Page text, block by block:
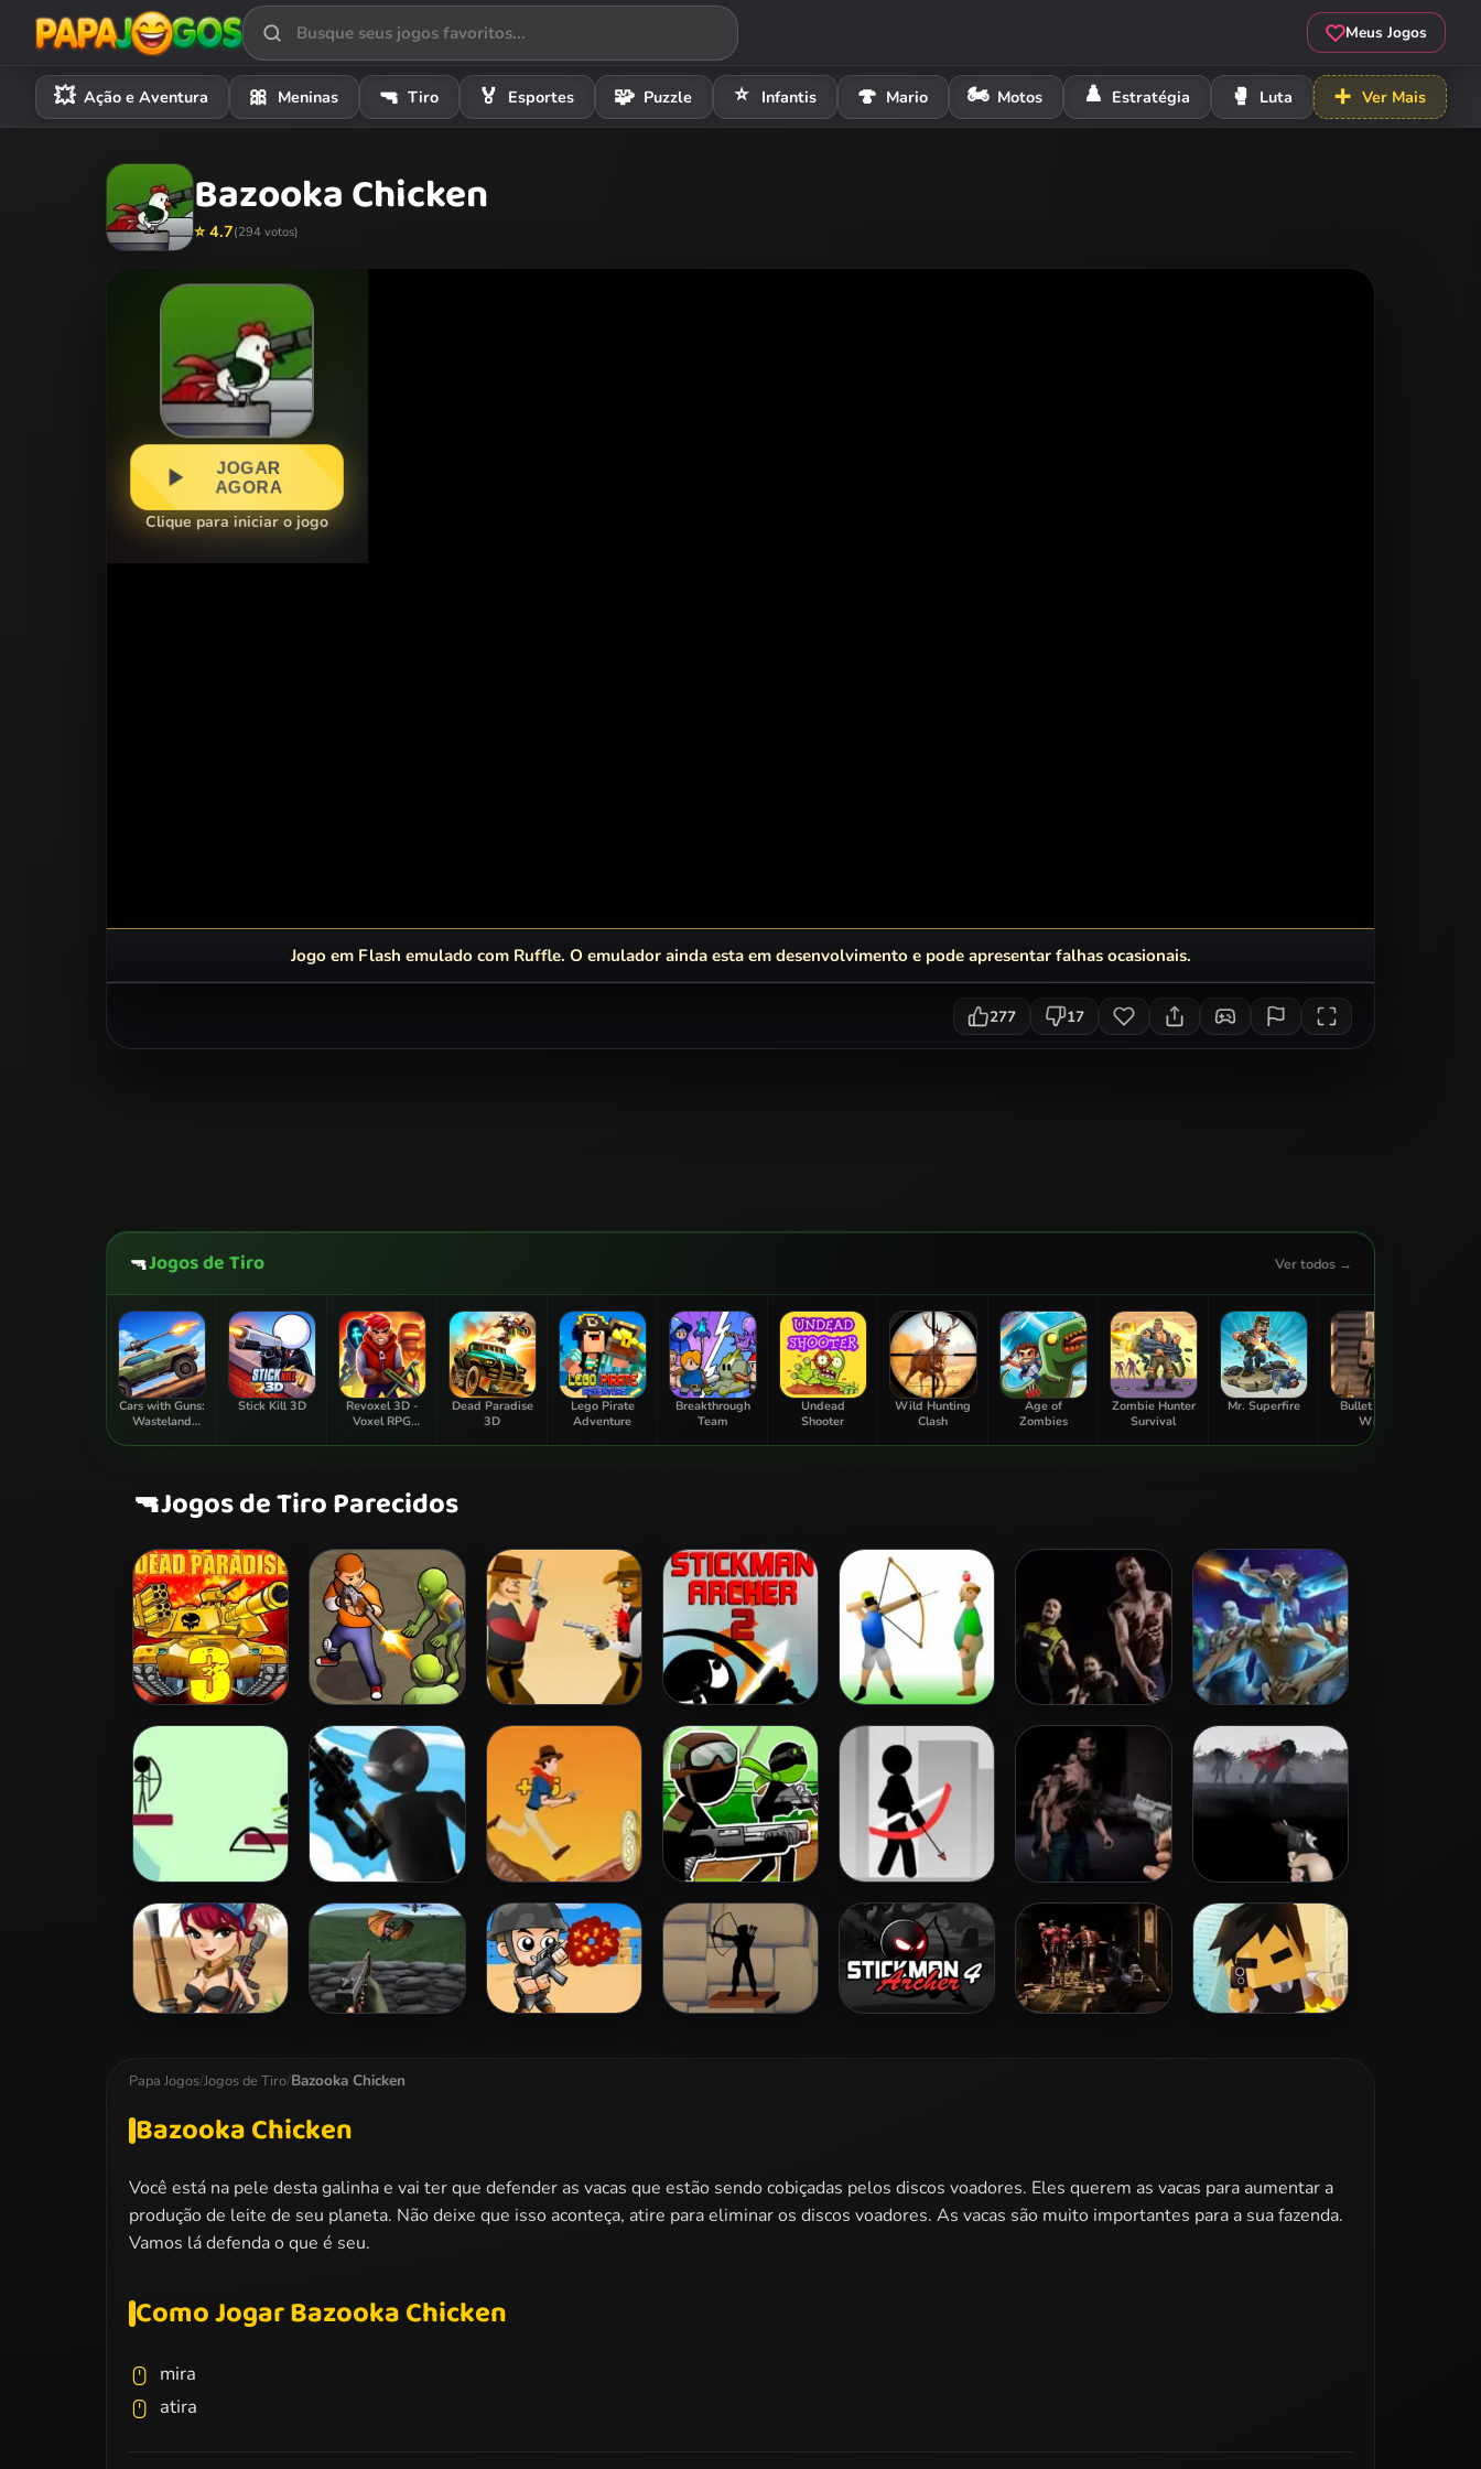
Meus Jogos
💥 Ação e Aventura 🎀 Meninas 🔫 Tiro 🏅 Esportes 🧩 Puzzle ⭐ Infantis 🍄 Mario 🏍️ Motos ♟️ Estratégia 🥊 Luta ➕ Ver Mais
Bazooka Chicken
⭐ 4.7(294 votos)
JOGAR
AGORA
Clique para iniciar o jogo
Jogo em Flash emulado com Ruffle. O emulador ainda esta em desenvolvimento e pode apresentar falhas ocasionais.
277 17
🔫Jogos de Tiro Ver todos →
Cars with Guns:
Wasteland
Stick Kill 3D
Revoxel 3D -
Voxel RPG
Dead Paradise
3D
Lego Pirate
Adventure
Breakthrough
Team
Undead
Shooter
Wild Hunting
Clash
Age of
Zombies
Zombie Hunter
Survival
Mr. Superfire
Bullet Guide
Wick
🔫Jogos de Tiro Parecidos
Dead Paradise 3 Zombie Survival Gunblood Stickman Archer
2
Apple Shooter Zombie Invasion Galactic Run
Guardians Galaxy
Archery Tactical Squad Cowboy Shoot
Zombies
Stickman Army:
The Resistance
Stickman Archer
Online
Dead City Run Into Death
Papa Jogos/Jogos de Tiro/Bazooka Chicken
Bazooka Chicken
Você está na pele desta galinha e vai ter que defender as vacas que estão sendo cobiçadas pelos discos voadores. Eles querem as vacas para aumentar a
produção de leite de seu planeta. Não deixe que isso aconteça, atire para eliminar os discos voadores. As vacas são muito importantes para a sua fazenda.
Vamos lá defenda o que é seu.
Como Jogar Bazooka Chicken
mira
atira